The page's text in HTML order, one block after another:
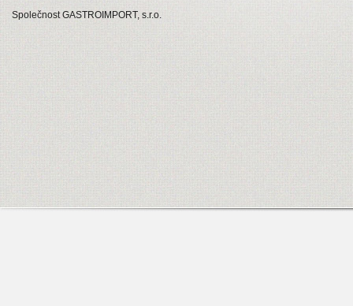
Společnost GASTROIMPORT, s.r.o.